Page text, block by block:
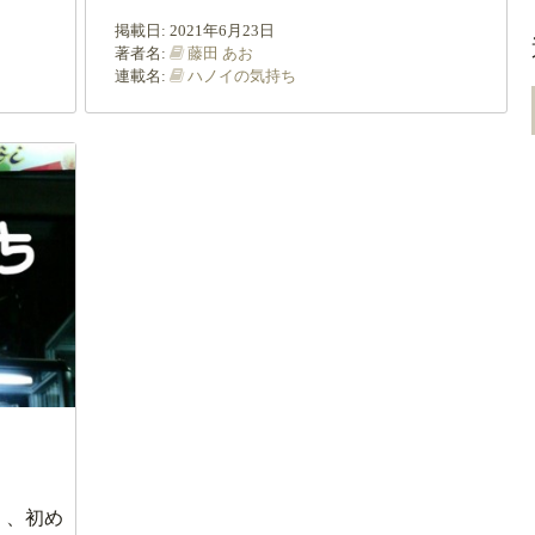
掲載日: 2021年6月23日
著者名:
藤田 あお
連載名:
ハノイの気持ち
初め